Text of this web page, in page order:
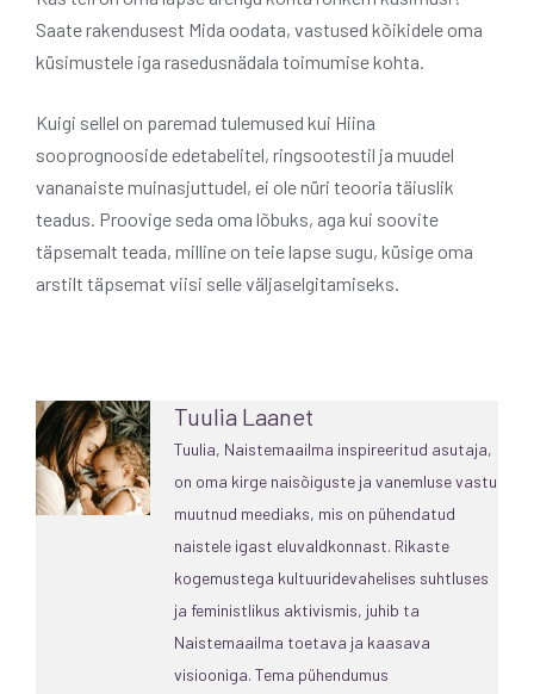
Saate rakendusest Mida oodata, vastused kõikidele oma
küsimustele iga rasedusnädala toimumise kohta.
Kuigi sellel on paremad tulemused kui Hiina
sooprognooside edetabelitel, ringsootestil ja muudel
vananaiste muinasjuttudel, ei ole nüri teooria täiuslik
teadus. Proovige seda oma lõbuks, aga kui soovite
täpsemalt teada, milline on teie lapse sugu, küsige oma
arstilt täpsemat viisi selle väljaselgitamiseks.
Tuulia Laanet
Tuulia, Naistemaailma inspireeritud asutaja,
on oma kirge naisõiguste ja vanemluse vastu
muutnud meediaks, mis on pühendatud
naistele igast eluvaldkonnast. Rikaste
kogemustega kultuuridevahelises suhtluses
ja feministlikus aktivismis, juhib ta
Naistemaailma toetava ja kaasava
visiooniga. Tema pühendumus